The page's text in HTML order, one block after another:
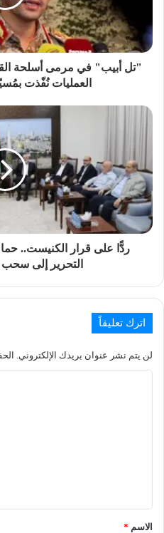
"تل أبيب" في مرمى أسلحة
العمليات نُفّذت
ردًّا على قرار الكنيست..
التحرير إلى سحب
اترك تعليقاً
لن يتم نشر عنوان بريدك الإلكتروني.
الاسم *